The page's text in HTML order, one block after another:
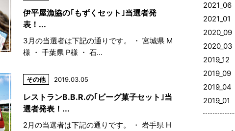
伊平屋漁協の｢もずくセット｣当選者発
表！...
3月の当選者は下記の通りです。 ・ 宮城県 M
様 ・ 千葉県 P様 ・ 石...
その他 2019.03.05
レストランB.B.R.の｢ビーグ菓子セット｣当
選者発表！...
2月の当選者は下記の通りです。 ・ 岩手県 H
2021_06
2021_01
2020_09
2020_03
2019_12
2019_09
2019_04
2019_01